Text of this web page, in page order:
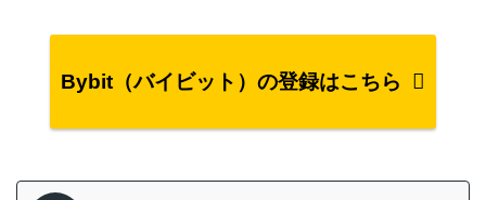
Bybit（バイビット）の登録はこちら